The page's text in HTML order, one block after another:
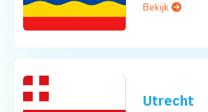
Bekijk
Utrecht